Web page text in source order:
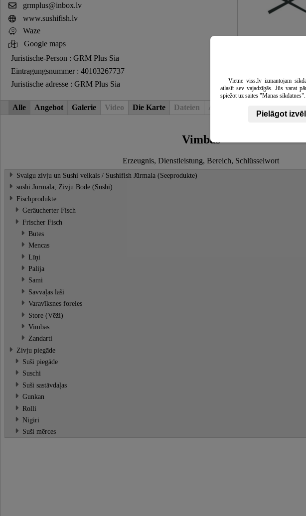
grmplus@inbox.lv
www.sushifish.lv
Waze
Google maps
Juristische-Person : GRM Plus Sia
Eintragungsnummer : 40103267737
Juristische adresse : GRM Plus Sia
Alle Angebot Galerie Video Die Karte Dateien Artikel
Vimbas
Erzeugnis, Dienstleistung, Bereich, Schlüsselwort
Svaigu zivju un Sushi veikals / Sushifish Jūrmala (Seeprodukte)
sushi Jurmala, Zivju Bode (Sushi)
Fischprodukte
Geräucherter Fisch
Frischer Fisch
Butes
Mencas
Līņi
Palija
Sami
Savvaļas laši
Varavīksnes foreles
Store (Vēži)
Vimbas
Zandarti
Zivju piegāde
Suši piegāde
Suschi
Suši sastāvdaļas
Gunkan
Rolli
Nigiri
Suši mērces
Vietne viss.lv izmantojam
atlasīt sev vajadzīgās. Jūs varat
spiežot uz saites "Manas
Pielāgot